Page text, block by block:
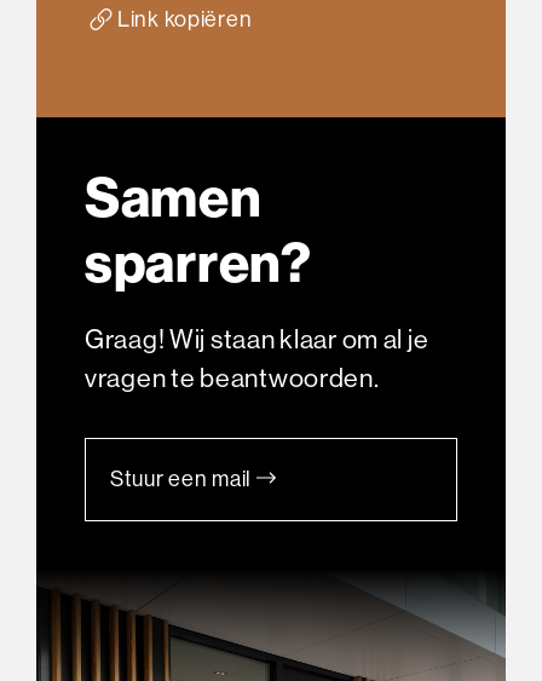
Samen
sparren?
Graag! Wij staan klaar om al je
vragen te beantwoorden.
Stuur een mail
Link kopiëren